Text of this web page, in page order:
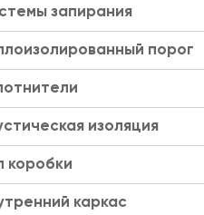
запирания
порог
изоляция
коробки
каркас